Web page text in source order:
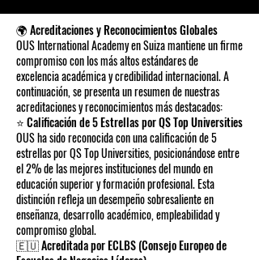
🌍 Acreditaciones y Reconocimientos Globales
OUS International Academy en Suiza mantiene un firme
compromiso con los más altos estándares de
excelencia académica y credibilidad internacional. A
continuación, se presenta un resumen de nuestras
acreditaciones y reconocimientos más destacados:
⭐ Calificación de 5 Estrellas por QS Top Universities
OUS ha sido reconocida con una calificación de 5
estrellas por QS Top Universities, posicionándose entre
el 2% de las mejores instituciones del mundo en
educación superior y formación profesional. Esta
distinción refleja un desempeño sobresaliente en
enseñanza, desarrollo académico, empleabilidad y
compromiso global.
🇪🇺 Acreditada por ECLBS (Consejo Europeo de